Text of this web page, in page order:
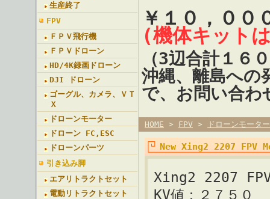
生産終了
FPV
ＦＰＶ飛行機
ＦＰＶドローン
HD/4K録画ドローン
DJI ドローン
ゴーグル、カメラ、ＶＴ
Ｘ
ドローンモーター
ドローン FC,ESC
ドローンパーツ
引き込み脚
エアリトラクトセット
電動リトラクトセット
￥１０，００
(機体キット
（3辺合計１６
沖縄、離島への
で、お問い合わ
HOME > FPV > ドローンモーター
New Xing2 2207
Xing2 2207
KV値：２７５０